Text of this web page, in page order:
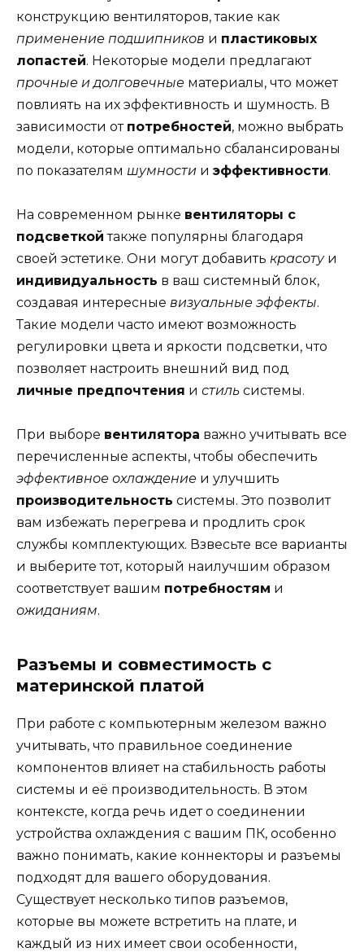
конструкцию вентиляторов, такие как
применение подшипников и пластиковых
лопастей. Некоторые модели предлагают
прочные и долговечные материалы, что может
повлиять на их эффективность и шумность. В
зависимости от потребностей, можно выбрать
модели, которые оптимально сбалансированы
по показателям шумности и эффективности.
На современном рынке вентиляторы с
подсветкой также популярны благодаря
своей эстетике. Они могут добавить красотуи
индивидуальность в ваш системный блок,
создавая интересные визуальные эффекты.
Такие модели часто имеют возможность
регулировки цвета и яркости подсветки, что
позволяет настроить внешний вид под
личные предпочтения и стиль системы.
При выборе вентилятора важно учитывать все
перечисленные аспекты, чтобы обеспечить
эффективное охлаждение и улучшить
производительность системы. Это позволит
вам избежать перегрева и продлить срок
службы комплектующих. Взвесьте все варианты
и выберите тот, который наилучшим образом
соответствует вашим потребностям и
ожиданиям.
Разъемы и совместимость с
материнской платой
При работе с компьютерным железом важно
учитывать, что правильное соединение
компонентов влияет на стабильность работы
системы и её производительность. В этом
контексте, когда речь идет о соединении
устройства охлаждения с вашим ПК, особенно
важно понимать, какие коннекторы и разъемы
подходят для вашего оборудования.
Существует несколько типов разъемов,
которые вы можете встретить на плате, и
каждый из них имеет свои особенности,